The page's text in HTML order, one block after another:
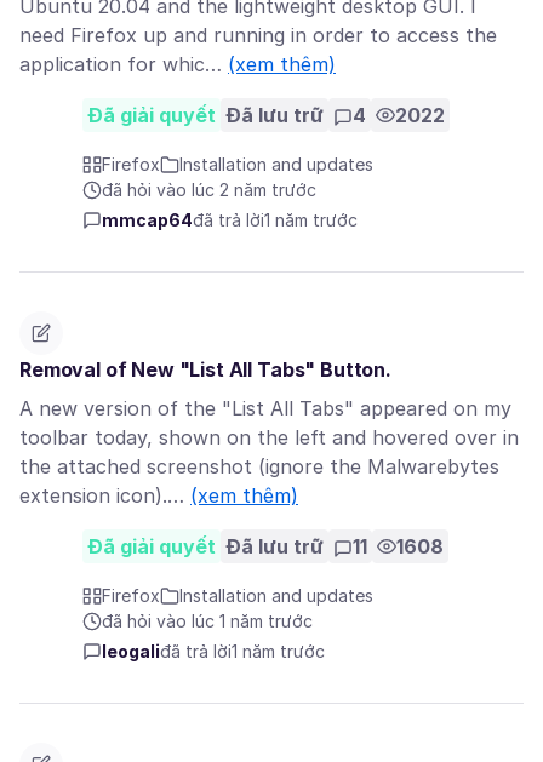
Ubuntu 20.04 and the lightweight desktop GUI. I
need Firefox up and running in order to access the
application for whic… (xem thêm)
Đã giải quyết Đã lưu trữ 4 2022
Firefox
Installation and updates
đã hỏi vào lúc 2 năm trước
mmcap64đã trả lời1 năm trước
Removal of New "List All Tabs" Button.
A new version of the "List All Tabs" appeared on my
toolbar today, shown on the left and hovered over in
the attached screenshot (ignore the Malwarebytes
extension icon).… (xem thêm)
Đã giải quyết Đã lưu trữ 11 1608
Firefox
Installation and updates
đã hỏi vào lúc 1 năm trước
leogaliđã trả lời1 năm trước